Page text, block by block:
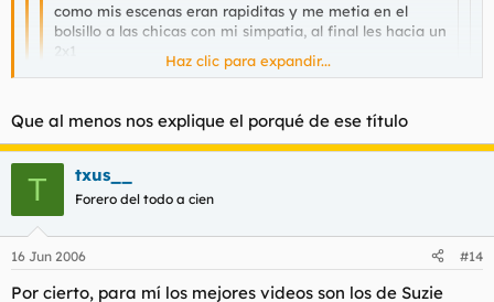
como mis escenas eran rapiditas y me metia en el
bolsillo a las chicas con mi simpatia, al final les hacia un
2x1
tengo todas esas escenas guardadas, saldran en una
Tio Torbe, Para CUANDO MI PRIMERA VEZ. JODER NOS
TIENES SECO, NO HAY VIDEOS DE INTERES EN LA WEB,
PIBONAZOS AL PODER!!!!
:pla :pla :pla ESO,ESO, PON ALGO YAAAA DE MI PRIMERA VEZ
:pla :pla :pla
Haz clic para expandir...
Que al menos nos explique el porqué de ese título
T txus__
Forero del todo a cien
16 Jun 2006 #14
Por cierto, para mí los mejores videos son los de Suzie